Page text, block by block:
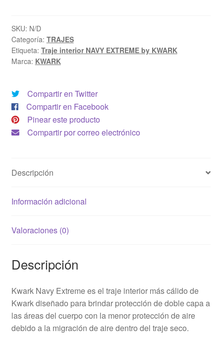
by
KWARK
-
MEN
SKU: N/D
Categoría: TRAJES
Etiqueta: Traje interior NAVY EXTREME by KWARK
Marca: KWARK
Compartir en Twitter
Compartir en Facebook
Pinear este producto
Compartir por correo electrónico
Descripción
Información adicional
Valoraciones (0)
Descripción
Kwark Navy Extreme es el traje interior más cálido de
Kwark diseñado para brindar protección de doble capa a
las áreas del cuerpo con la menor protección de aire
debido a la migración de aire dentro del traje seco.